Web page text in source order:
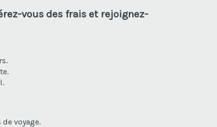
vous des frais et rejoignez-
voyage.